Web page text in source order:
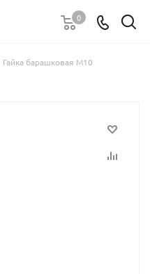
0
Гайка барашковая М10